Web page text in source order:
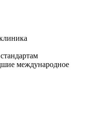
международное